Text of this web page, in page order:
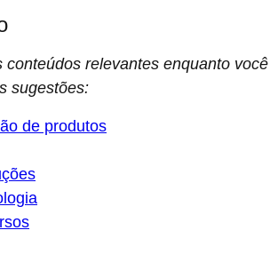
conteúdos relevantes enquanto você
sugestões:
de produtos